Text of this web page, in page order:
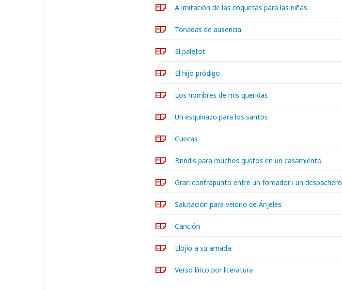
A imitación de las coquetas para las niñas
Tonadas de ausencia
El paletot
El hijo pródigo
Los nombres de mis queridas
Un esquinazo para los santos
Cuecas
Brindis para muchos gustos en un casamiento
Gran contrapunto entre un tomador i un despachero
Salutación para velorio de Ánjeles
Canción
Elojio a su amada
Verso lírico por literatura